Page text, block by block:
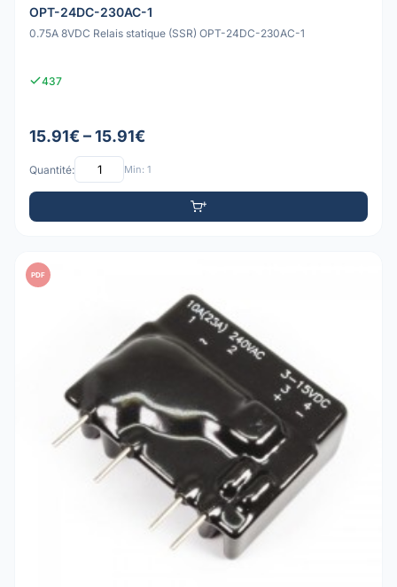
OPT-24DC-230AC-1
0.75A 8VDC Relais statique (SSR) OPT-24DC-230AC-1
437
15.91€ – 15.91€
Quantité: Min: 1
PDF